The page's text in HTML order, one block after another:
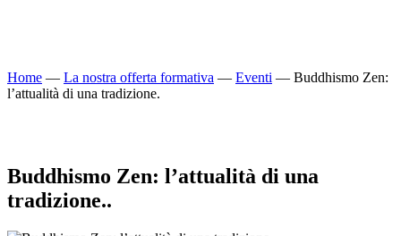
Home — La nostra offerta formativa — Eventi — Buddhismo Zen:
l’attualità di una tradizione.
Buddhismo Zen: l’attualità di una
tradizione..